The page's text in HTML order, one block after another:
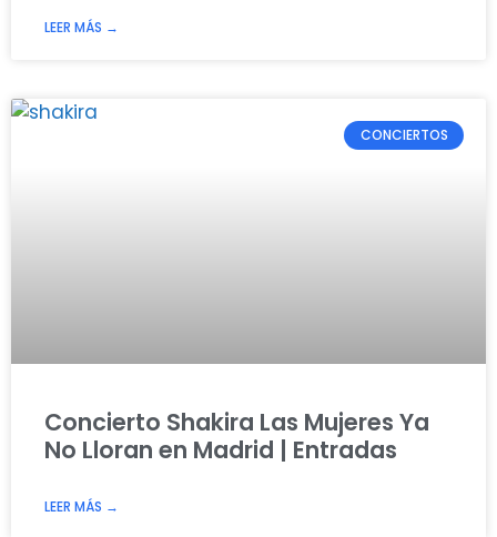
LEER MÁS →
CONCIERTOS
Concierto Shakira Las Mujeres Ya
No Lloran en Madrid | Entradas
LEER MÁS →